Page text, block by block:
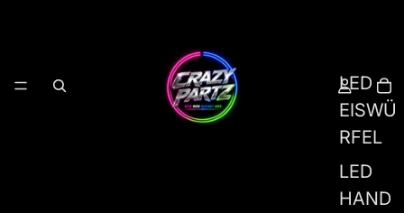
LED
EISWÜ
RFEL
LED
HAND